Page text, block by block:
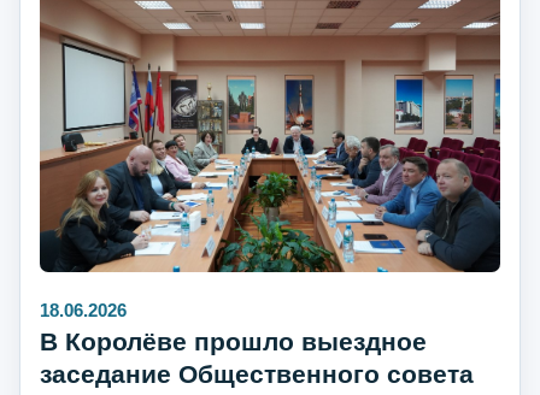
18.06.2026
В Королёве прошло выездное
заседание Общественного совета